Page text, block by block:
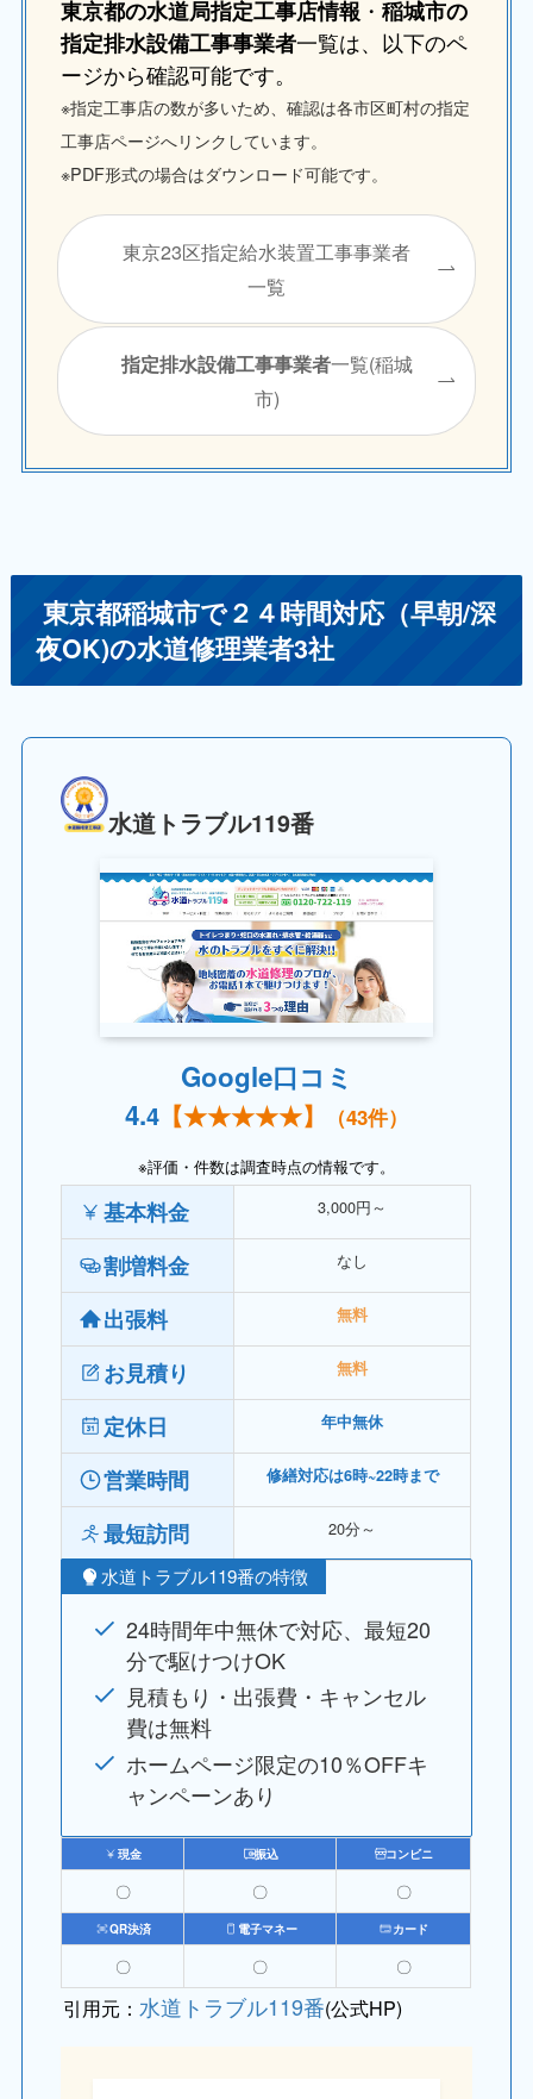
東京都の水道局指定工事店情報 ・ 稲城市の
指定排水設備工事事業者一覧は、以下のペ
ージから確認可能です。
※指定工事店の数が多いため、確認は各市区町村の指定
工事店ページへリンクしています。
※PDF形式の場合はダウンロード可能です。
東京23区指定給水装置工事事業者
一覧
指定排水設備工事事業者一覧(稲城
市)
東京都稲城市で２４時間対応（早朝/深
夜OK)の水道修理業者3社
水道トラブル119番
Google口コミ
4.4 【★★★★★】 （43件）
※評価・件数は調査時点の情報です。
基本料金 3,000円～
割増料金 なし
出張料 無料
お見積り 無料
定休日 年中無休
営業時間 修繕対応は6時~22時まで
最短訪問 20分～
水道トラブル119番の特徴
24時間年中無休で対応、最短20
分で駆けつけOK
見積もり・出張費・キャンセル
費は無料
ホームページ限定の10％OFFキ
ャンペーンあり
現金 振込 コンビニ
〇 〇 〇
QR決済 電子マネー カード
〇 〇 〇
引用元：水道トラブル119番(公式HP)